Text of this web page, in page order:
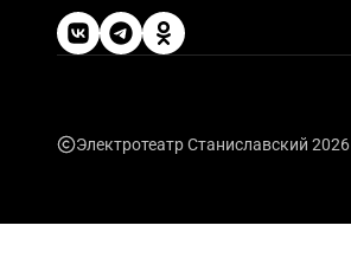
Электротеатр Станиславский 2026